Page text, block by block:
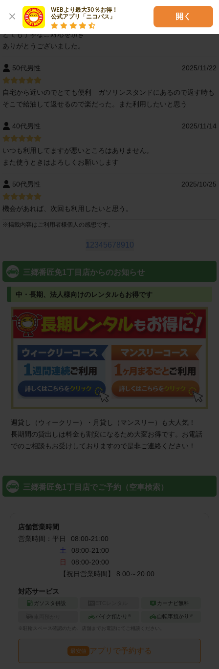
WEBより最大30％お得！
公式アプリ「ニコパス」
開く
50代男性 2026/02/16
とても丁寧なご対応を頂き
ありがとうございました。
50代男性 2025/11/22
自宅から近いのでとても便利 ガソリンスタンドにあるので返す時も
そこで給油して返せるので楽だった。また利用したいと思う
40代男性 2025/11/14
いつも利用してますが悪いところはありません。
また使うときはよろしくお願いします
50代男性 2025/10/25
機会があれば、次回も利用したいと思う。
※ 掲載内容はご利用者様個人の感想です。
1 2345678910
三郷番匠免1丁目店からのお知らせ
中・長期、法人様向けのレンタルもお得です
週貸し（ウィークリー）・月貸し（マンスリー）も大人気！
長期間の貸出しは料金も割安になるため大変お得です。お電話
でのご相談もお受けしておりますので是非ご連絡ください！
三郷番匠免1丁目店でご予約（空車検索）
店舗営業時間
営業時間： 平日 08:00-21:00
土
08:00-21:00
日
08:00-20:00
【祝日営業時間】 8:00～20:00
対応サービス
ガソスタ併設 カーナビ無料
バイク預かり ※ 自転車預かり ※
※ スペース確認のため、店舗までお電話にてご相談ください。
最安値 アプリで予約する